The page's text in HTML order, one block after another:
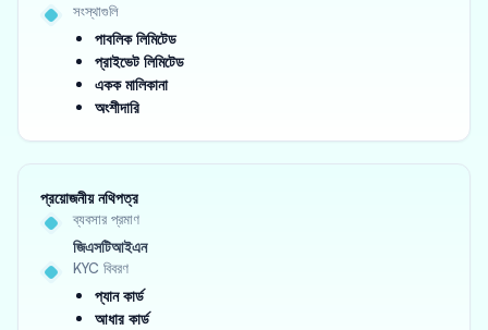
সংস্থাগুলি
পাবলিক লিমিটেড
প্রাইভেট লিমিটেড
একক মালিকানা
অংশীদারি
প্রয়োজনীয় নথিপত্র
ব্যবসার প্রমাণ
জিএসটিআইএন
KYC বিবরণ
প্যান কার্ড
আধার কার্ড